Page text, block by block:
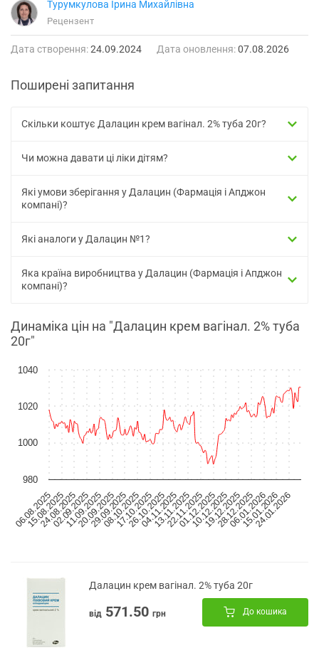
Турумкулова Ірина Михайлівна
Рецензент
Дата створення:24.09.2024 Дата оновлення:07.08.2026
Поширені запитання
Скільки коштує Далацин крем вагінал. 2% туба 20г?
Чи можна давати ці ліки дітям?
Які умови зберігання у Далацин (Фармація і Апджон
компані)?
Які аналоги у Далацин №1?
Яка країна виробництва у Далацин (Фармація і Апджон
компані)?
Динаміка цін на "Далацин крем вагінал. 2% туба
20г"
06.08.2025 04.11.2025
15.08.2025
24.08.2025
02.09.2025
11.09.2025
20.09.2025
29.09.2025
08.10.2025
17.10.2025
26.10.202513.11.2025
22.11.2025
01.12.2025
10.12.2025
19.12.2025
28.12.2025
06.01.2026
15.01.2026
24.01.2026
980
1000
1020
1040
Далацин крем вагінал. 2% туба 20г
від 571.50 грн До кошика